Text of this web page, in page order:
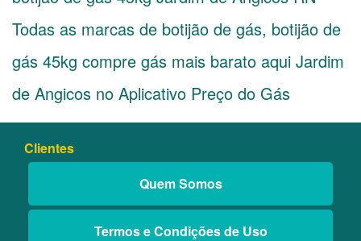
Todas as marcas de botijão de gás, botijão de
gás 45kg compre gás mais barato aqui Jardim
de Angicos no Aplicativo Preço do Gás
Clientes
Quem Somos
Termos e Condições de Uso